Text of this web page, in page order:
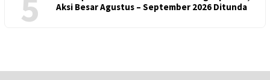
Aksi Besar Agustus – September 2026 Ditunda